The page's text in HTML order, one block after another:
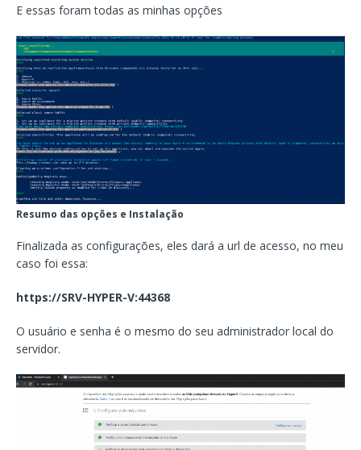
E essas foram todas as minhas opções
Resumo das opções e Instalação
Finalizada as configurações, eles dará a url de acesso, no meu
caso foi essa:
https://SRV-HYPER-V:44368
O usuário e senha é o mesmo do seu administrador local do
servidor.